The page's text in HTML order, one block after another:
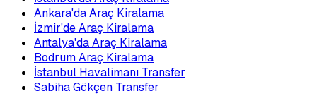
Ankara'da Araç Kiralama
İzmir'de Araç Kiralama
Antalya'da Araç Kiralama
Bodrum Araç Kiralama
İstanbul Havalimanı Transfer
Sabiha Gökçen Transfer